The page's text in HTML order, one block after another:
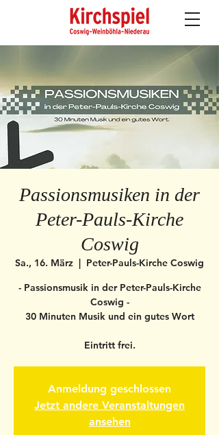
Passionsmusiken in der
Peter-Pauls-Kirche
Coswig
Sa., 16. März
  |
Peter-Pauls-Kirche Coswig
- Passionsmusik in der Peter-Pauls-Kirche
Coswig -
30 Minuten Musik und ein gutes Wort
Anmeldung geschlossen
Jetzt andere Veranstaltungen
ansehen